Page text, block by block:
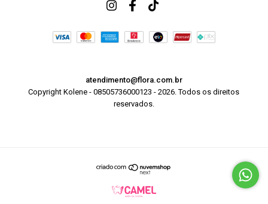
atendimento@flora.com.br
Copyright Kolene - 08505736000123 - 2026. Todos os direitos
reservados.